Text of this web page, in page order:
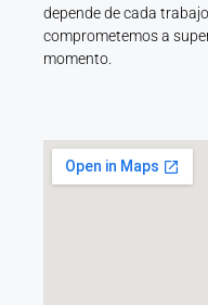
depende de cada
comprometemos a
momento.